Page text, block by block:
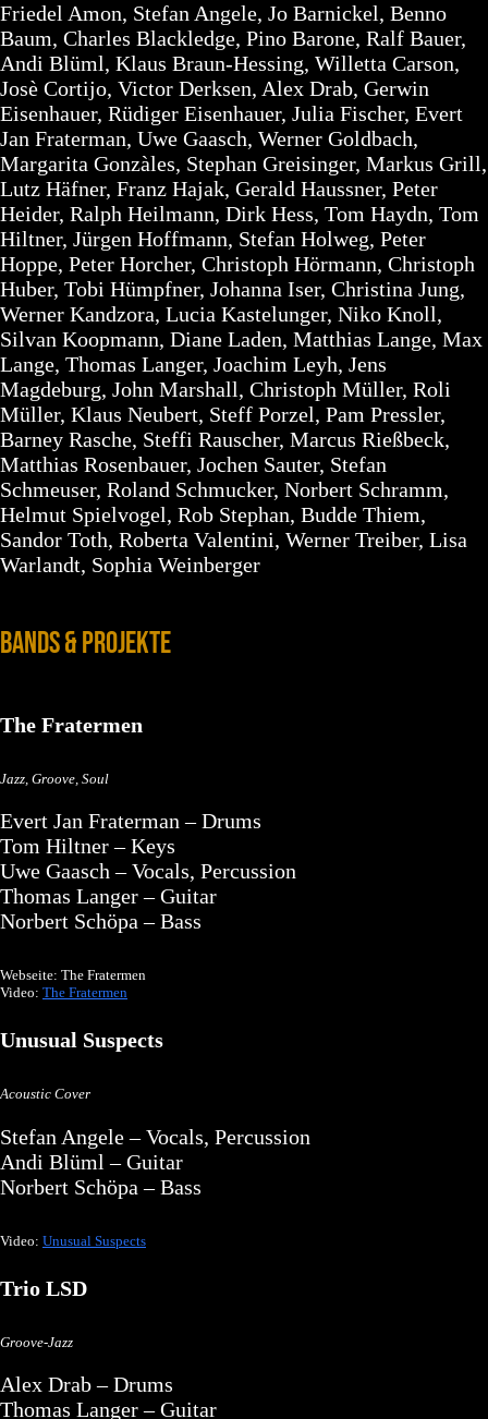
Friedel Amon, Stefan Angele, Jo Barnickel, Benno
Baum, Charles Blackledge, Pino Barone, Ralf Bauer,
Andi Blüml, Klaus Braun-Hessing, Willetta Carson,
Josè Cortijo, Victor Derksen, Alex Drab, Gerwin
Eisenhauer, Rüdiger Eisenhauer, Julia Fischer, Evert
Jan Fraterman, Uwe Gaasch, Werner Goldbach,
Margarita Gonzàles, Stephan Greisinger, Markus Grill,
Lutz Häfner, Franz Hajak, Gerald Haussner, Peter
Heider, Ralph Heilmann, Dirk Hess, Tom Haydn, Tom
Hiltner, Jürgen Hoffmann, Stefan Holweg, Peter
Hoppe, Peter Horcher, Christoph Hörmann, Christoph
Huber, Tobi Hümpfner, Johanna Iser, Christina Jung,
Werner Kandzora, Lucia Kastelunger, Niko Knoll,
Silvan Koopmann, Diane Laden, Matthias Lange, Max
Lange, Thomas Langer, Joachim Leyh, Jens
Magdeburg, John Marshall, Christoph Müller, Roli
Müller, Klaus Neubert, Steff Porzel, Pam Pressler,
Barney Rasche, Steffi Rauscher, Marcus Rießbeck,
Matthias Rosenbauer, Jochen Sauter, Stefan
Schmeuser, Roland Schmucker, Norbert Schramm,
Helmut Spielvogel, Rob Stephan, Budde Thiem,
Sandor Toth, Roberta Valentini, Werner Treiber, Lisa
Warlandt, Sophia Weinberger
BANDS & PROJEKTE
The Fratermen
Jazz, Groove, Soul
Evert Jan Fraterman – Drums
Tom Hiltner – Keys
Uwe Gaasch – Vocals, Percussion
Thomas Langer – Guitar
Norbert Schöpa – Bass
Webseite: The Fratermen
Video: The Fratermen
Unusual Suspects
Acoustic Cover
Stefan Angele – Vocals, Percussion
Andi Blüml – Guitar
Norbert Schöpa – Bass
Video: Unusual Suspects
Trio LSD
Groove-Jazz
Alex Drab – Drums
Thomas Langer – Guitar